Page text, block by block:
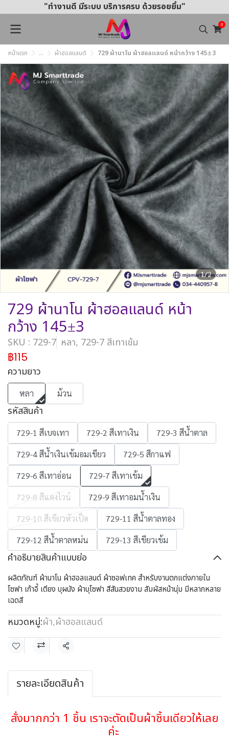
"ทำงานดี มีระบบ บริการครบ ด้วยรอยยิ้ม"
0
หน้าแรก ... ผ้าฮอลแลนด์ 729 ผ้านาโน ผ้าฮอลแลนด์ หน้ากว้าง 145±3
1/2
729 ผ้านาโน ผ้าฮอลแลนด์ หน้า
กว้าง 145±3
SKU : 729-7 หลา, 729-7 สีเทาเข้ม
฿115
ความยาว
หลา ม้วน
รหัสสินค้า
729-1 สีเบจเทา 729-2 สีเทาเงิน
729-3 สีน้ำตาล
729-4 สีน้ำเงินเข้มอมเขียว
729-5 สีกาแฟ
729-6 สีเทาอ่อน
729-7 สีเทาเข้ม
729-8 สีแดงไวน์
729-9 สีเทาอมน้ำเงิน
729-10 สีเขียวหัวเป็ด
729-11 สีน้ำตาลทอง
729-12 สีน้ำตาลหม่น
729-13 สีเขียวเข้ม
คำอธิบายสินค้าแบบย่อ
ผลิตภัณฑ์ ผ้านาโน ผ้าฮอลแลนด์ ผ้าซอฟเทค สำหรับงานตกแต่งภายใน
โซฟา เก้าอี้ เตียง บุผนัง ผ้าบุโซฟา สีสันสวยงาม สัมผัสหน้านุ่ม มีหลากหลาย
เฉดสี
หมวดหมู่:ผ้า,ผ้าฮอลแลนด์
แชร์
รายละเอียดสินค้า
สั่งมากกว่า 1 ชิ้น เราจะตัดเป็นผ้าชิ้นเดียวให้เลย
ค่ะ